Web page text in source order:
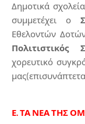
Δημοτικά
συμμετέχει ο
Εθελοντών
Πολιτιστικός
χορευτικό
Ε. ΤΑ ΝΕΑ ΤΗΣ